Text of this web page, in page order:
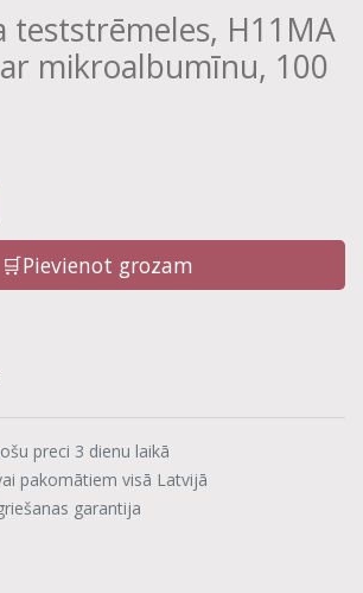
teststrēmeles, H11MA
mikroalbumīnu, 100
🛒Pievienot grozam
preci 3 dienu laikā
pakomātiem visā Latvijā
garantija